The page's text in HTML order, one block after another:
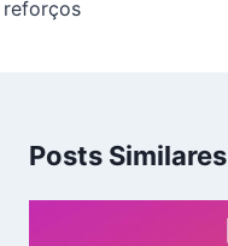
reforços
Posts Similares